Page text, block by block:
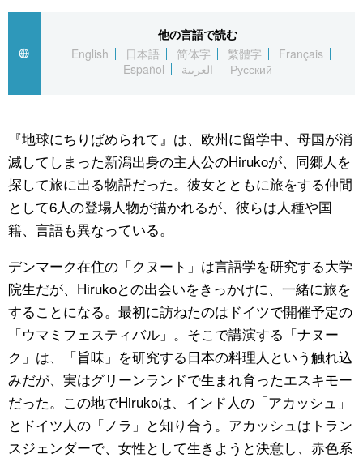
お知らせ
公式SNS
他の言語で読む
English
日本語 简体字 繁體字
Français
Español
العربية Русский
『地球にちりばめられて』は、欧州に留学中、母国が消
滅してしまった新潟出身の主人公のHirukoが、同郷人を
探して旅に出る物語だった。彼女とともに旅をする仲間
として6人の登場人物が描かれるが、彼らは人種や国
籍、言語も異なっている。
デンマーク在住の「クヌート」は言語学を研究する大学
院生だが、Hirukoとの出会いをきっかけに、一緒に旅を
することになる。最初に訪ねたのはドイツで開催予定の
「ウマミフェスティバル」。そこで講演する「ナヌー
ク」は、「旨味」を研究する日本の料理人という触れ込
みだが、実はグリーンランドで生まれ育ったエスキモー
だった。この地でHirukoは、インド人の「アカッシュ」
とドイツ人の「ノラ」と知り合う。アカッシュはトラン
スジェンダーで、女性として生きようと決意し、赤色系